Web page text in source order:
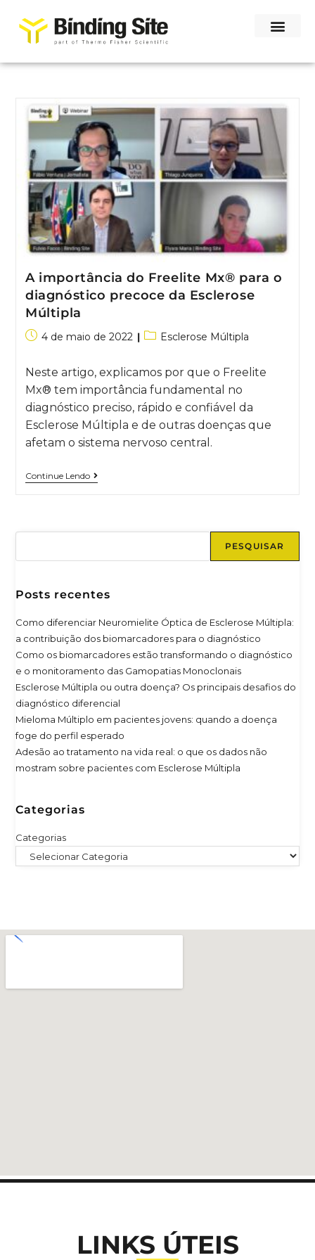
A importância do Freelite Mx® para o
diagnóstico precoce da Esclerose
Múltipla
4 de maio de 2022 Esclerose Múltipla
Neste artigo, explicamos por que o Freelite
Mx® tem importância fundamental no
diagnóstico preciso, rápido e confiável da
Esclerose Múltipla e de outras doenças que
afetam o sistema nervoso central.
Continue Lendo
PESQUISAR
Posts recentes
Como diferenciar Neuromielite Óptica de Esclerose Múltipla:
a contribuição dos biomarcadores para o diagnóstico
Como os biomarcadores estão transformando o diagnóstico
e o monitoramento das Gamopatias Monoclonais
Esclerose Múltipla ou outra doença? Os principais desafios do
diagnóstico diferencial
Mieloma Múltiplo em pacientes jovens: quando a doença
foge do perfil esperado
Adesão ao tratamento na vida real: o que os dados não
mostram sobre pacientes com Esclerose Múltipla
Categorias
Categorias
LINKS ÚTEIS